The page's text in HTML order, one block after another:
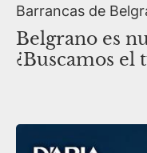
Barrancas de
Belgrano es
¿Buscamos el